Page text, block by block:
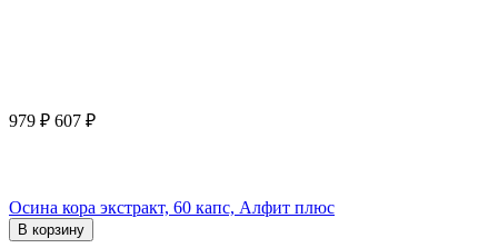
979 ₽ 607 ₽
Осина кора экстракт, 60 капс, Алфит плюс
В корзину